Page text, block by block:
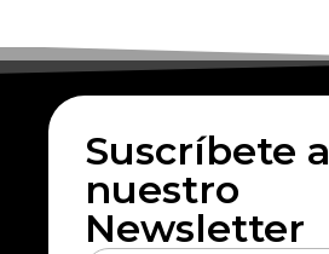
Suscríbete a
nuestro
Newsletter